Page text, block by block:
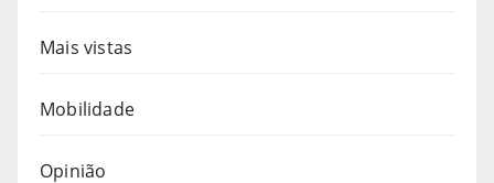
Mais vistas
Mobilidade
Opinião